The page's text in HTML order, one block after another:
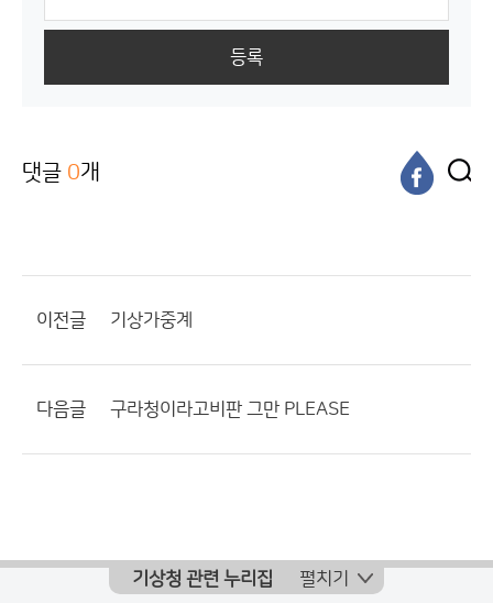
등록
댓글 0개
이전글 기상가중계
다음글 구라청이라고비판 그만 PLEASE
기상청 관련 누리집 펼치기